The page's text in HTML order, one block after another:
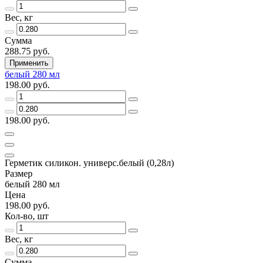
Вес, кг
Сумма
288.75 руб.
Применить
белый 280 мл
198.00 руб.
198.00 руб.
Герметик силикон. универс.белый (0,28л)
Размер
белый 280 мл
Цена
198.00 руб.
Кол-во, шт
Вес, кг